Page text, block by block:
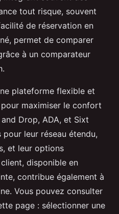
tout risque, souvent
de réservation en
permet de comparer
à un comparateur
plateforme flexible et
maximiser le confort
Drop, ADA, et Sixt
leur réseau étendu,
et leur options
disponible en
contribue également à
Vous pouvez consulter
page : sélectionner une